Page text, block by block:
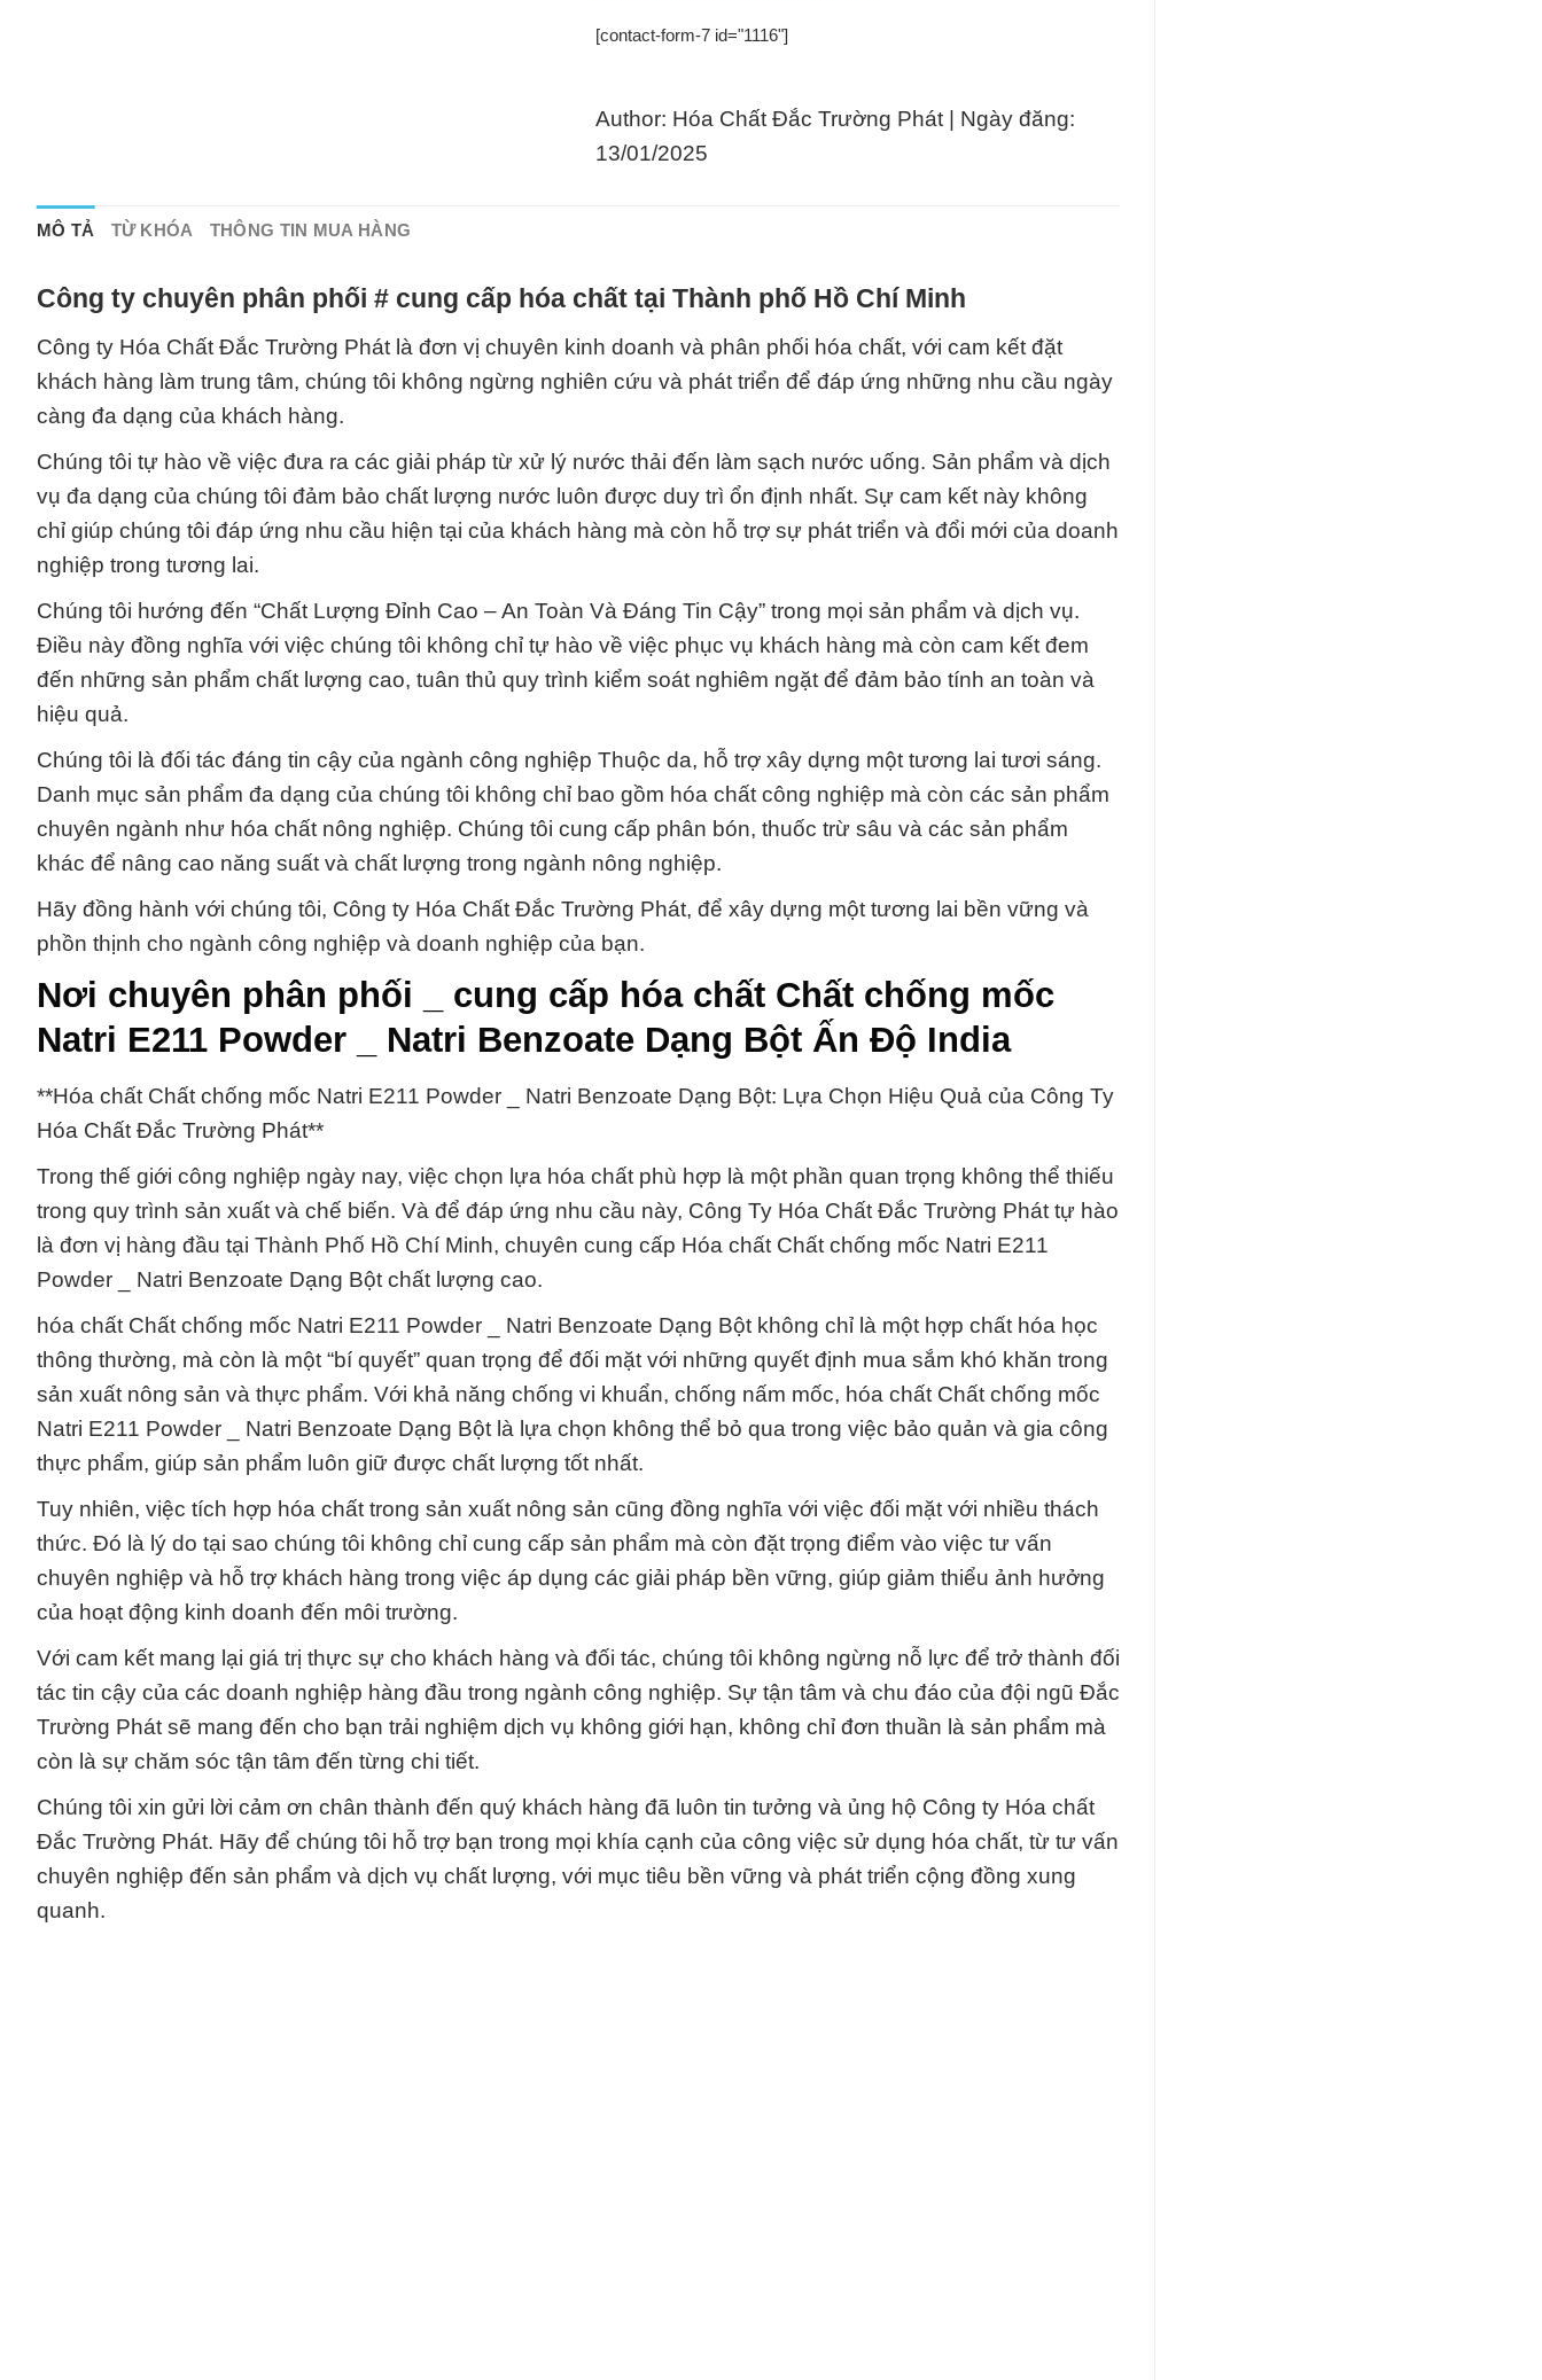
[contact-form-7 id="1116"]
Author: Hóa Chất Đắc Trường Phát | Ngày đăng:
13/01/2025
MÔ TẢ TỪ KHÓA THÔNG TIN MUA HÀNG
Công ty chuyên phân phối # cung cấp hóa chất tại Thành phố Hồ Chí Minh
Công ty Hóa Chất Đắc Trường Phát là đơn vị chuyên kinh doanh và phân phối hóa chất, với cam kết đặt
khách hàng làm trung tâm, chúng tôi không ngừng nghiên cứu và phát triển để đáp ứng những nhu cầu ngày
càng đa dạng của khách hàng.
Chúng tôi tự hào về việc đưa ra các giải pháp từ xử lý nước thải đến làm sạch nước uống. Sản phẩm và dịch
vụ đa dạng của chúng tôi đảm bảo chất lượng nước luôn được duy trì ổn định nhất. Sự cam kết này không
chỉ giúp chúng tôi đáp ứng nhu cầu hiện tại của khách hàng mà còn hỗ trợ sự phát triển và đổi mới của doanh
nghiệp trong tương lai.
Chúng tôi hướng đến “Chất Lượng Đỉnh Cao – An Toàn Và Đáng Tin Cậy” trong mọi sản phẩm và dịch vụ.
Điều này đồng nghĩa với việc chúng tôi không chỉ tự hào về việc phục vụ khách hàng mà còn cam kết đem
đến những sản phẩm chất lượng cao, tuân thủ quy trình kiểm soát nghiêm ngặt để đảm bảo tính an toàn và
hiệu quả.
Chúng tôi là đối tác đáng tin cậy của ngành công nghiệp Thuộc da, hỗ trợ xây dựng một tương lai tươi sáng.
Danh mục sản phẩm đa dạng của chúng tôi không chỉ bao gồm hóa chất công nghiệp mà còn các sản phẩm
chuyên ngành như hóa chất nông nghiệp. Chúng tôi cung cấp phân bón, thuốc trừ sâu và các sản phẩm
khác để nâng cao năng suất và chất lượng trong ngành nông nghiệp.
Hãy đồng hành với chúng tôi, Công ty Hóa Chất Đắc Trường Phát, để xây dựng một tương lai bền vững và
phồn thịnh cho ngành công nghiệp và doanh nghiệp của bạn.
Nơi chuyên phân phối _ cung cấp hóa chất Chất chống mốc
Natri E211 Powder _ Natri Benzoate Dạng Bột Ấn Độ India
**Hóa chất Chất chống mốc Natri E211 Powder _ Natri Benzoate Dạng Bột: Lựa Chọn Hiệu Quả của Công Ty
Hóa Chất Đắc Trường Phát**
Trong thế giới công nghiệp ngày nay, việc chọn lựa hóa chất phù hợp là một phần quan trọng không thể thiếu
trong quy trình sản xuất và chế biến. Và để đáp ứng nhu cầu này, Công Ty Hóa Chất Đắc Trường Phát tự hào
là đơn vị hàng đầu tại Thành Phố Hồ Chí Minh, chuyên cung cấp Hóa chất Chất chống mốc Natri E211
Powder _ Natri Benzoate Dạng Bột chất lượng cao.
hóa chất Chất chống mốc Natri E211 Powder _ Natri Benzoate Dạng Bột không chỉ là một hợp chất hóa học
thông thường, mà còn là một “bí quyết” quan trọng để đối mặt với những quyết định mua sắm khó khăn trong
sản xuất nông sản và thực phẩm. Với khả năng chống vi khuẩn, chống nấm mốc, hóa chất Chất chống mốc
Natri E211 Powder _ Natri Benzoate Dạng Bột là lựa chọn không thể bỏ qua trong việc bảo quản và gia công
thực phẩm, giúp sản phẩm luôn giữ được chất lượng tốt nhất.
Tuy nhiên, việc tích hợp hóa chất trong sản xuất nông sản cũng đồng nghĩa với việc đối mặt với nhiều thách
thức. Đó là lý do tại sao chúng tôi không chỉ cung cấp sản phẩm mà còn đặt trọng điểm vào việc tư vấn
chuyên nghiệp và hỗ trợ khách hàng trong việc áp dụng các giải pháp bền vững, giúp giảm thiểu ảnh hưởng
của hoạt động kinh doanh đến môi trường.
Với cam kết mang lại giá trị thực sự cho khách hàng và đối tác, chúng tôi không ngừng nỗ lực để trở thành đối
tác tin cậy của các doanh nghiệp hàng đầu trong ngành công nghiệp. Sự tận tâm và chu đáo của đội ngũ Đắc
Trường Phát sẽ mang đến cho bạn trải nghiệm dịch vụ không giới hạn, không chỉ đơn thuần là sản phẩm mà
còn là sự chăm sóc tận tâm đến từng chi tiết.
Chúng tôi xin gửi lời cảm ơn chân thành đến quý khách hàng đã luôn tin tưởng và ủng hộ Công ty Hóa chất
Đắc Trường Phát. Hãy để chúng tôi hỗ trợ bạn trong mọi khía cạnh của công việc sử dụng hóa chất, từ tư vấn
chuyên nghiệp đến sản phẩm và dịch vụ chất lượng, với mục tiêu bền vững và phát triển cộng đồng xung
quanh.